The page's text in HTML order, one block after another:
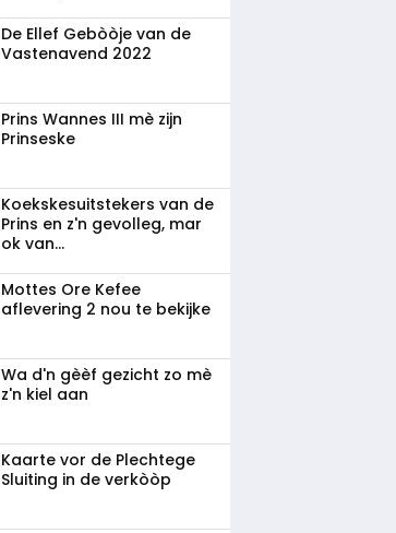
De Ellef Gebòòje van de
Vastenavend 2022
Prins Wannes III mè zijn
Prinseske
Koekskesuitstekers van de
Prins en z'n gevolleg, mar
ok van...
Mottes Ore Kefee
aflevering 2 nou te bekijke
Wa d'n gèèf gezicht zo mè
z'n kiel aan
Kaarte vor de Plechtege
Sluiting in de verkòòp